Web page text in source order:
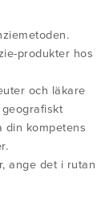
produkter hos
och läkare
din kompetens
ange det i rutan